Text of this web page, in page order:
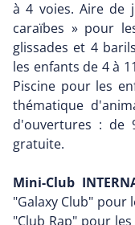
à 4 voies. Aire de
caraïbes » pour
glissades et 4
les enfants de 4 à
Piscine pour les
thématique
d'ouvertures : de
gratuite.
Mini-Club
"Galaxy Club" pour
"Club Rap" pour